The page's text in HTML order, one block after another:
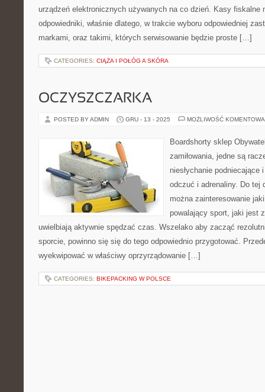
urządzeń elektronicznych używanych na co dzień. Kasy fiskalne
odpowiedniki, właśnie dlatego, w trakcie wyboru odpowiedniej
markami, oraz takimi, których serwisowanie będzie proste […]
CATEGORIES: CIĄŻA I POŁÓG A SKÓRA
OCZYSZCZARKA
POSTED BY ADMIN GRU - 13 - 2025 MOŻLIWOŚĆ
Boardshorty sklep
zamiłowania, jedne są
niesłychanie
odczuć i adrenaliny. Do tej
można zainteresowanie
powalający sport, jaki jest
uwielbiają aktywnie spędzać czas. Wszelako aby zacząć
sporcie, powinno się się do tego odpowiednio przygotować.
wyekwipować w właściwy oprzyrządowanie […]
CATEGORIES: BIKEPACKING W POLSCE